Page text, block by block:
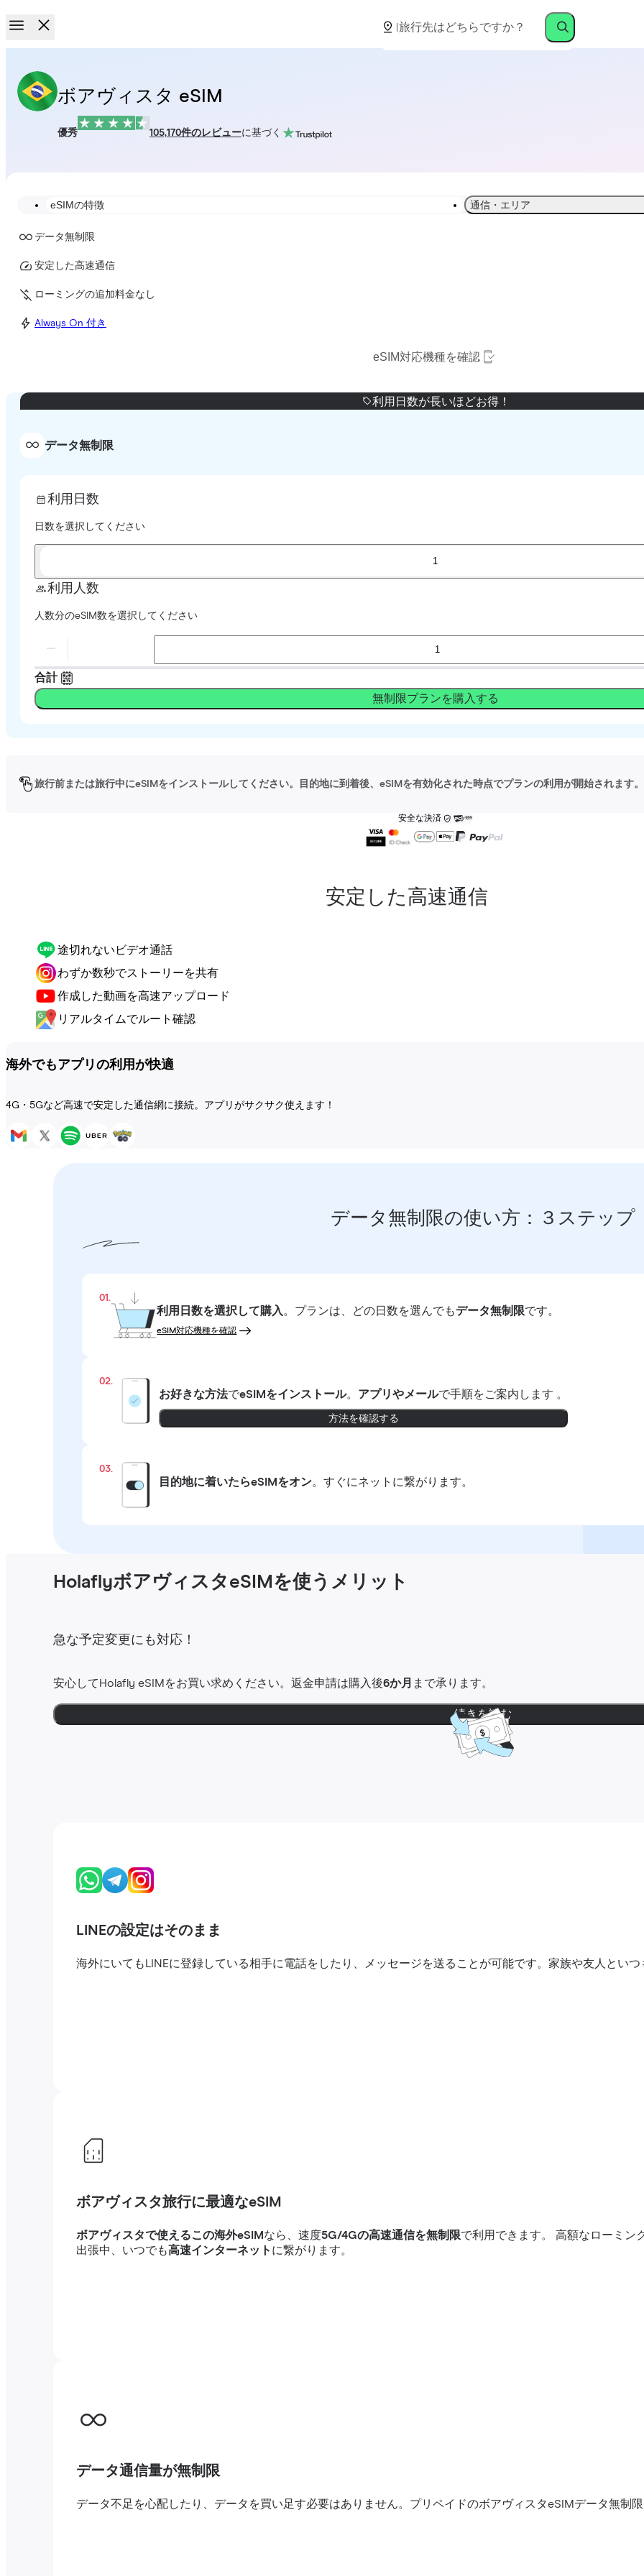
ボアヴィスタ eSIM
優秀 105,170件のレビューに基づく
eSIMの特徴 通信・エリア
データ無制限
安定した高速通信
ローミングの追加料金なし
Always On 付き
eSIM対応機種を確認
利用日数が長いほどお得！
データ無制限
利用日数
日数を選択してください
1
利用人数
人数分のeSIM数を選択してください
合計
無制限プランを購入する
旅行前または旅行中にeSIMをインストールしてください。目的地に到着後、eSIMを有効化された時点でプランの利用が開始されます。
安全な決済
安定した高速通信
途切れないビデオ通話
わずか数秒でストーリーを共有
作成した動画を高速アップロード
リアルタイムでルート確認
海外でもアプリの利用が快適
4G・5Gなど高速で安定した通信網に接続。アプリがサクサク使えます！
データ無制限の使い方：３ステップ
01.
利用日数を選択して購入 。プランは、どの日数を選んでもデータ無制限です。
eSIM対応機種を確認
02.
お好きな方法でeSIMをインストール。 アプリやメールで手順をご案内します 。
方法を確認する
03.
目的地に着いたらeSIMをオン。すぐにネットに繋がります。
HolaflyボアヴィスタeSIMを使うメリット
急な予定変更にも対応！
安心してHolafly eSIMをお買い求めください。返金申請は購入後6か月 まで承ります。
続きを読む
LINEの設定はそのまま
海外にいてもLINEに登録している相手に電話をしたり、メッセージを送ることが可能です。家族や友人といつ
ボアヴィスタ旅行に最適なeSIM
ボアヴィスタで使えるこの海外eSIM なら、速度5G/4Gの高速通信を無制限で利用できます。 高額なローミン
出張中、いつでも高速インターネット に繋がります。
データ通信量が無制限
データ不足を心配したり、データを買い足す必要はありません。プリペイドのボアヴィスタeSIMデータ無制